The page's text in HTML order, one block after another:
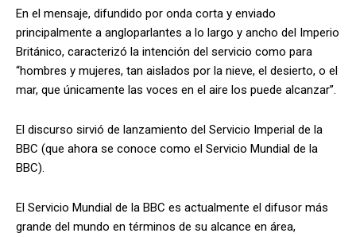
En el mensaje, difundido por onda corta y enviado
principalmente a angloparlantes a lo largo y ancho del Imperio
Británico, caracterizó la intención del servicio como para
“hombres y mujeres, tan aislados por la nieve, el desierto, o el
mar, que únicamente las voces en el aire los puede alcanzar”.
El discurso sirvió de lanzamiento del Servicio Imperial de la
BBC (que ahora se conoce como el Servicio Mundial de la
BBC).
El Servicio Mundial de la BBC es actualmente el difusor más
grande del mundo en términos de su alcance en área,